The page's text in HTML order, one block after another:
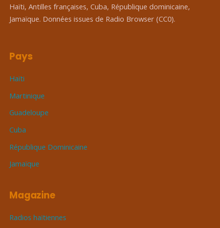
Haïti, Antilles françaises, Cuba, République dominicaine,
Jamaïque. Données issues de Radio Browser (CC0).
Pays
Haïti
Martinique
Guadeloupe
Cuba
République Dominicaine
Jamaïque
Magazine
Radios haïtiennes